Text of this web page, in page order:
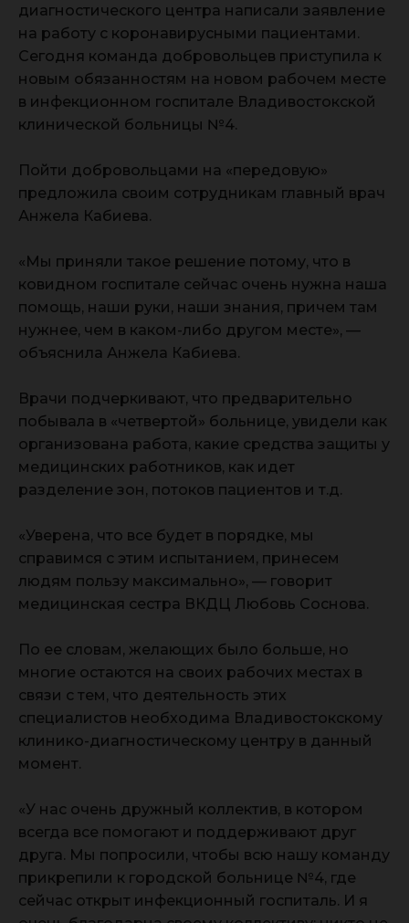
диагностического центра написали заявление
на работу с коронавирусными пациентами.
Сегодня команда добровольцев приступила к
новым обязанностям на новом рабочем месте
в инфекционном госпитале Владивостокской
клинической больницы №4.
Пойти добровольцами на «передовую»
предложила своим сотрудникам главный врач
Анжела Кабиева.
«Мы приняли такое решение потому, что в
ковидном госпитале сейчас очень нужна наша
помощь, наши руки, наши знания, причем там
нужнее, чем в каком-либо другом месте», —
объяснила Анжела Кабиева.
Врачи подчеркивают, что предварительно
побывала в «четвертой» больнице, увидели как
организована работа, какие средства защиты у
медицинских работников, как идет
разделение зон, потоков пациентов и т.д.
«Уверена, что все будет в порядке, мы
справимся с этим испытанием, принесем
людям пользу максимально», — говорит
медицинская сестра ВКДЦ Любовь Соснова.
По ее словам, желающих было больше, но
многие остаются на своих рабочих местах в
связи с тем, что деятельность этих
специалистов необходима Владивостокскому
клинико-диагностическому центру в данный
момент.
«У нас очень дружный коллектив, в котором
всегда все помогают и поддерживают друг
друга. Мы попросили, чтобы всю нашу команду
прикрепили к городской больнице №4, где
сейчас открыт инфекционный госпиталь. И я